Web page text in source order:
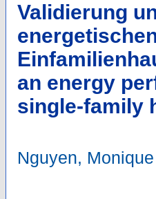
Validierung
an energy
single-family
Nguyen,